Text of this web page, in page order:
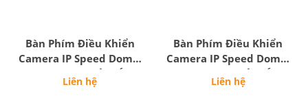
Bàn Phím Điều Khiển
Camera IP Speed Dome,
Có Màn Hình Cảm Ứng
LCD 10.1"
Liên hệ
Bàn Phím Điều Khiển
Camera IP Speed Dome,
Có Màn Hình Cảm Ứng
LCD 7"
Liên hệ